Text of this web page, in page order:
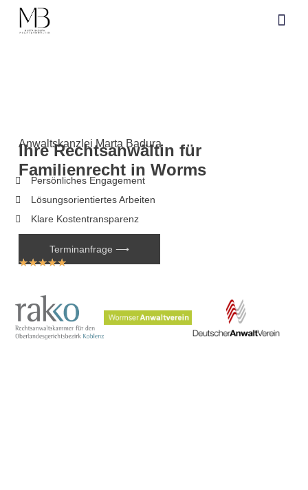
Anwaltskanzlei Marta Badura
Ihre Rechtsanwältin für
Familienrecht in Worms
Persönliches Engagement
Lösungsorientiertes Arbeiten
Klare Kostentransparenz
Terminanfrage ⟶
★★★★★